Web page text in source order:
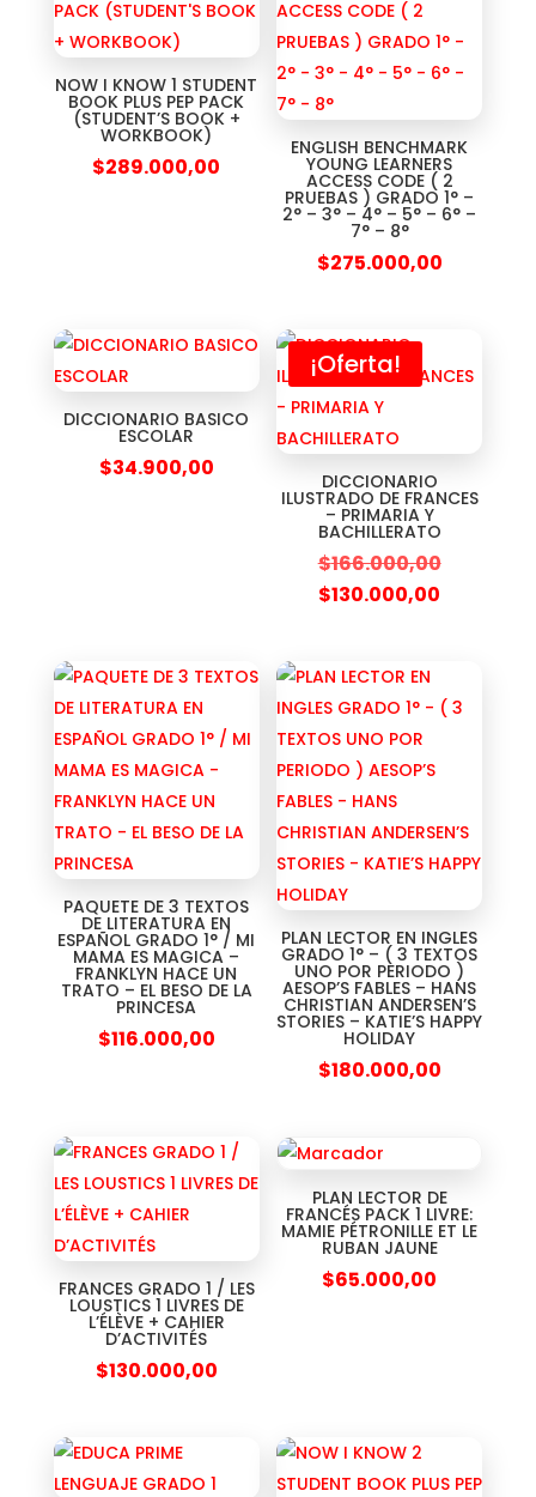
NOW I KNOW 1 STUDENT
BOOK PLUS PEP PACK
(STUDENT’S BOOK +
WORKBOOK)
$289.000,00
ENGLISH BENCHMARK
YOUNG LEARNERS
ACCESS CODE ( 2
PRUEBAS ) GRADO 1° –
2° – 3° – 4° – 5° – 6° –
7° – 8°
$275.000,00
DICCIONARIO BASICO
ESCOLAR
$34.900,00
¡Oferta!
DICCIONARIO
ILUSTRADO DE FRANCES
– PRIMARIA Y
BACHILLERATO
$166.000,00
$130.000,00
PAQUETE DE 3 TEXTOS
DE LITERATURA EN
ESPAÑOL GRADO 1° / MI
MAMA ES MAGICA –
FRANKLYN HACE UN
TRATO – EL BESO DE LA
PRINCESA
$116.000,00
PLAN LECTOR EN INGLES
GRADO 1° – ( 3 TEXTOS
UNO POR PERIODO )
AESOP’S FABLES – HANS
CHRISTIAN ANDERSEN’S
STORIES – KATIE’S HAPPY
HOLIDAY
$180.000,00
FRANCES GRADO 1 / LES
LOUSTICS 1 LIVRES DE
L’ÉLÈVE + CAHIER
D’ACTIVITÉS
$130.000,00
PLAN LECTOR DE
FRANCÉS PACK 1 LIVRE:
MAMIE PÉTRONILLE ET LE
RUBAN JAUNE
$65.000,00